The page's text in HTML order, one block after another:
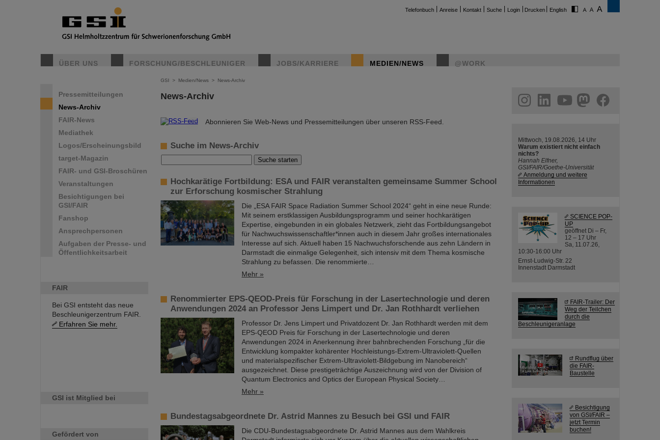
Telefonbuch Anreise Kontakt Suche Login Drucken English
ÜBER UNS FORSCHUNG/BESCHLEUNIGER JOBS/KARRIERE MEDIEN/NEWS @WORK
Pressemitteilungen
News-Archiv
FAIR-News
Mediathek
Logos/Erscheinungsbild
target-Magazin
FAIR- und GSI-Broschüren
Veranstaltungen
Besichtigungen bei
GSI/FAIR
Fanshop
Ansprechpersonen
Aufgaben der Presse- und
Öffentlichkeitsarbeit
FAIR
Bei GSI entsteht das neue
Beschleunigerzentrum FAIR.
Erfahren Sie mehr.
GSI ist Mitglied bei
Gefördert von
GSI > Medien/News > News-Archiv
News-Archiv
© Abonnieren Sie Web-News und Pressemitteilungen über unseren RSS-Feed.
Suche im News-Archiv
Hochkarätige Fortbildung: ESA und FAIR veranstalten gemeinsame Summer School
zur Erforschung kosmischer Strahlung
Die „ESA FAIR Space Radiation Summer School 2024“ geht in eine neue Runde:
Mit seinem erstklassigen Ausbildungsprogramm und seiner hochkarätigen
Expertise, eingebunden in ein globales Netzwerk, zieht das Fortbildungsangebot
für Nachwuchswissenschaftler*innen auch in diesem Jahr großes internationales
Interesse auf sich. Aktuell haben 15 Nachwuchsforschende aus zehn Ländern in
Darmstadt die einmalige Gelegenheit, sich intensiv mit dem Thema kosmische
Strahlung zu befassen. Die renommierte…
Mehr »
Renommierter EPS-QEOD-Preis für Forschung in der Lasertechnologie und deren
Anwendungen 2024 an Professor Jens Limpert und Dr. Jan Rothhardt verliehen
Professor Dr. Jens Limpert und Privatdozent Dr. Jan Rothhardt werden mit dem
EPS-QEOD Preis für Forschung in der Lasertechnologie und deren
Anwendungen 2024 in Anerkennung ihrer bahnbrechenden Forschung „für die
Entwicklung kompakter kohärenter Hochleistungs-Extrem-Ultraviolett-Quellen
und materialspezifischer Extrem-Ultraviolett-Bildgebung im Nanobereich“
ausgezeichnet. Diese prestigeträchtige Auszeichnung wird von der Division of
Quantum Electronics and Optics der European Physical Society…
Mehr »
Bundestagsabgeordnete Dr. Astrid Mannes zu Besuch bei GSI und FAIR
Die CDU-Bundestagsabgeordnete Dr. Astrid Mannes aus dem Wahlkreis
helmholtz.social
facebook
Mittwoch, 19.08.2026, 14 Uhr
Warum existiert nicht einfach
nichts?
Hannah Elfner,
GSI/FAIR/Goethe-Universität
Anmeldung und weitere
Informationen
SCIENCE POP-
UP
geöffnet Di – Fr,
12 – 17 Uhr
Sa, 11.07.26,
10:30-16:00 Uhr
Ernst-Ludwig-Str. 22
Innenstadt Darmstadt
FAIR-Trailer: Der
Weg der Teilchen
durch die
Beschleunigeranlage
Rundflug über
die FAIR-
Baustelle
Besichtigung
von GSI/FAIR –
jetzt Termin
buchen!